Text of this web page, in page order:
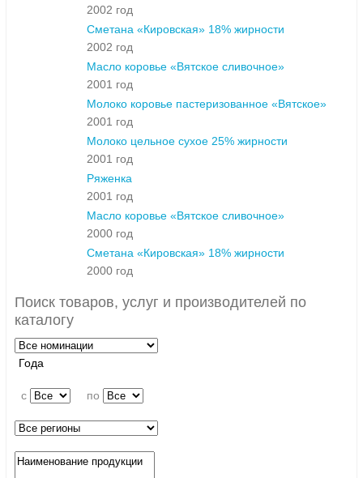
2002 год
Сметана «Кировская» 18% жирности
2002 год
Масло коровье «Вятское сливочное»
2001 год
Молоко коровье пастеризованное «Вятское»
2001 год
Молоко цельное сухое 25% жирности
2001 год
Ряженка
2001 год
Масло коровье «Вятское сливочное»
2000 год
Сметана «Кировская» 18% жирности
2000 год
Поиск товаров, услуг и производителей по
каталогу
Года
c по